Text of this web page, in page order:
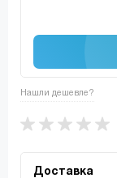
Нашли дешевле?
Доставка